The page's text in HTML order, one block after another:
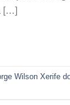
[…]
Wilson Xerife